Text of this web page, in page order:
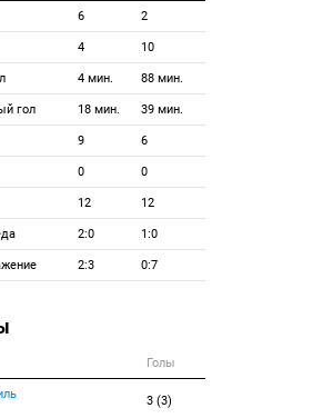
6 2
4 10
4 мин. 88 мин.
гол 18 мин. 39 мин.
9 6
0 0
12 12
2:0 1:0
2:3 0:7
Голы
3 (3)